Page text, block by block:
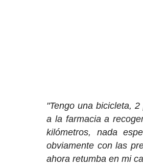
"Tengo una bicicleta,
a la farmacia a
kilómetros, nada
obviamente con las
ahora retumba en mi